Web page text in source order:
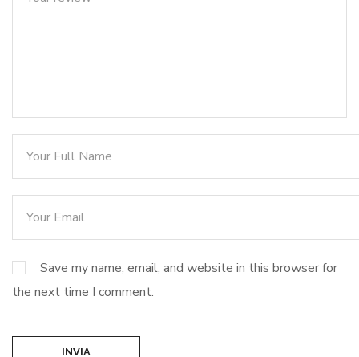
Save my name, email, and website in this browser for
the next time I comment.
INVIA